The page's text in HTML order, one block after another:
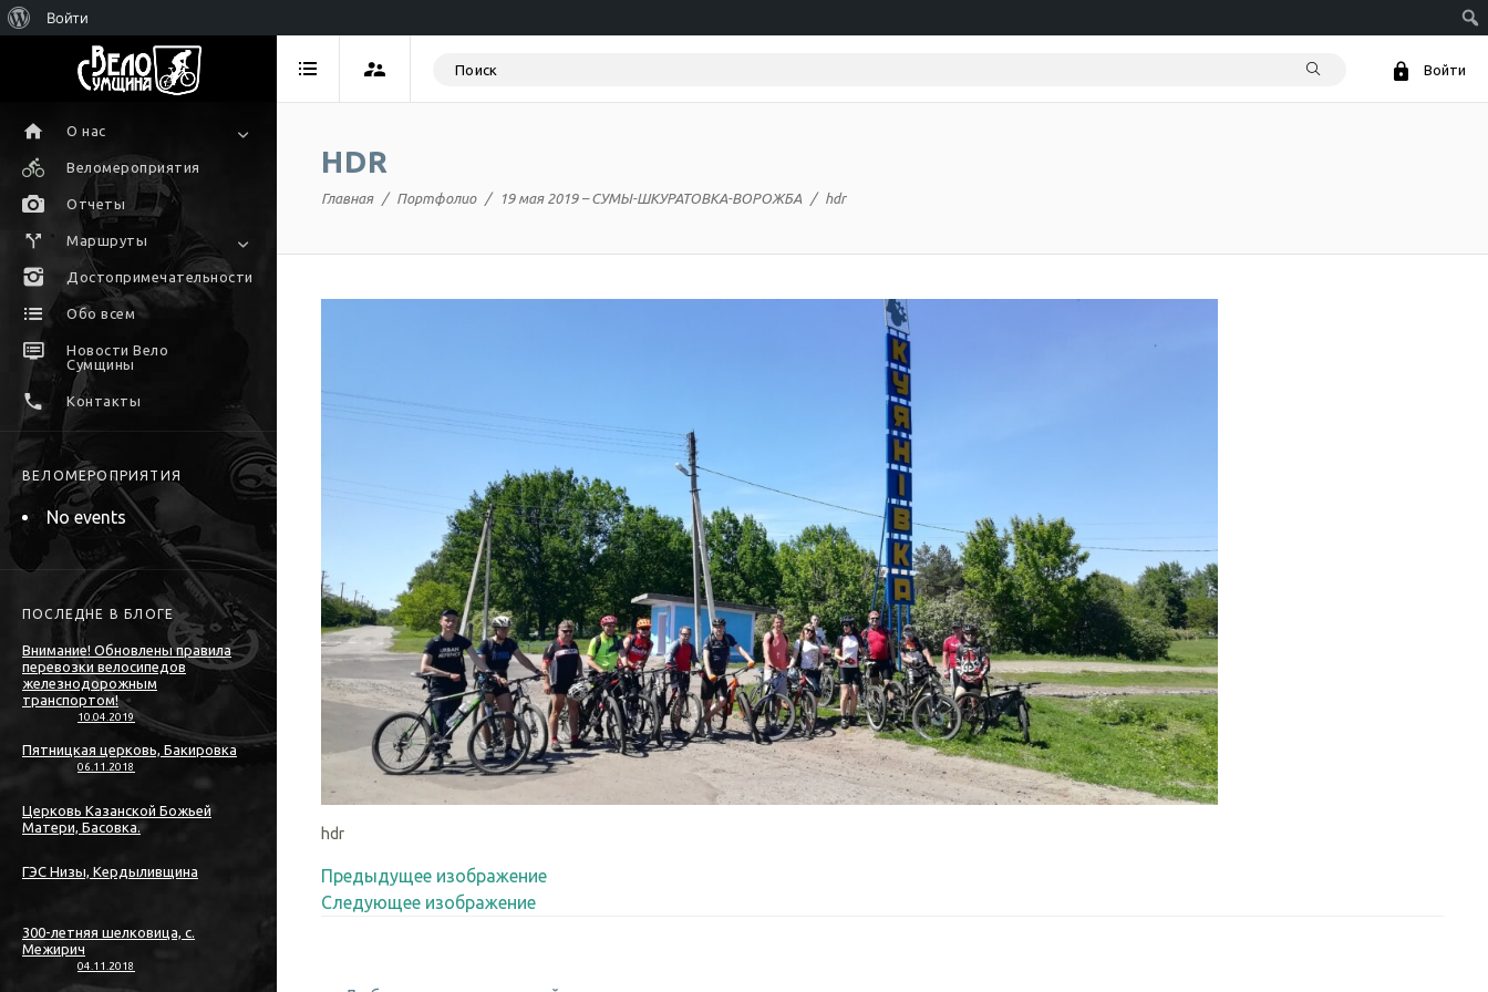
О нас
Веломероприятия
Отчеты
Маршруты
Достопримечательности
Обо всем
Новости Вело
Сумщины
Контакты
ВЕЛОМЕРОПРИЯТИЯ
No events
ПОСЛЕДНЕ В БЛОГЕ
Внимание! Обновлены правила
перевозки велосипедов
железнодорожным
транспортом!
10.04.2019
Пятницкая церковь, Бакировка
06.11.2018
Церковь Казанской Божьей
Матери, Басовка.
ГЭС Низы, Кердыливщина
300-летняя шелковица, с.
Межирич
04.11.2018
Войти
HDR
Главная Портфолио 19 мая 2019 – СУМЫ-ШКУРАТОВКА-ВОРОЖБА hdr
hdr
Предыдущее изображение
Следующее изображение
Войти